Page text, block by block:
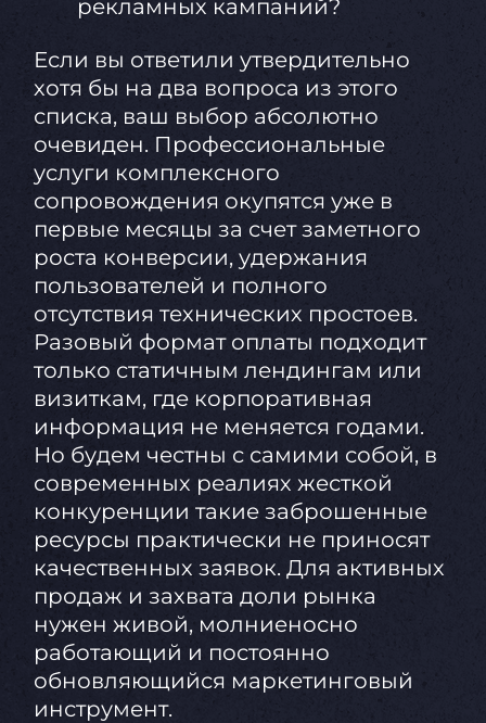
рекламных кампаний?
Если вы ответили утвердительно
хотя бы на два вопроса из этого
списка, ваш выбор абсолютно
очевиден. Профессиональные
услуги комплексного
сопровождения окупятся уже в
первые месяцы за счет заметного
роста конверсии, удержания
пользователей и полного
отсутствия технических простоев.
Разовый формат оплаты подходит
только статичным лендингам или
визиткам, где корпоративная
информация не меняется годами.
Но будем честны с самими собой, в
современных реалиях жесткой
конкуренции такие заброшенные
ресурсы практически не приносят
качественных заявок. Для активных
продаж и захвата доли рынка
нужен живой, молниеносно
работающий и постоянно
обновляющийся маркетинговый
инструмент.